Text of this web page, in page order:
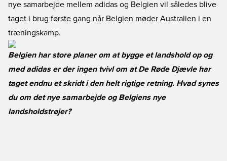
nye samarbejde mellem adidas og Belgien vil således blive
taget i brug første gang når Belgien møder Australien i en
træningskamp.
Belgien har store planer om at bygge et landshold op og
med adidas er der ingen tvivl om at De Røde Djævle har
taget endnu et skridt i den helt rigtige retning. Hvad synes
du om det nye samarbejde og Belgiens nye
landsholdstrøjer?